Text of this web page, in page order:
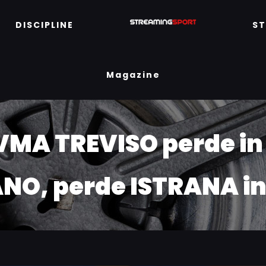
DISCIPLINE
Magazine
TREVISO perde
perde ISTRANA